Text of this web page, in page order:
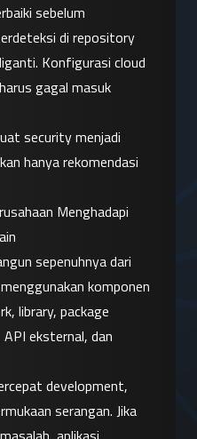
sebelum
di repository
Konfigurasi cloud
gagal masuk
security menjadi
hanya rekomendasi
Menghadapi
sepenuhnya dari
komponen
library, package
eksternal, dan
development,
serangan. Jika